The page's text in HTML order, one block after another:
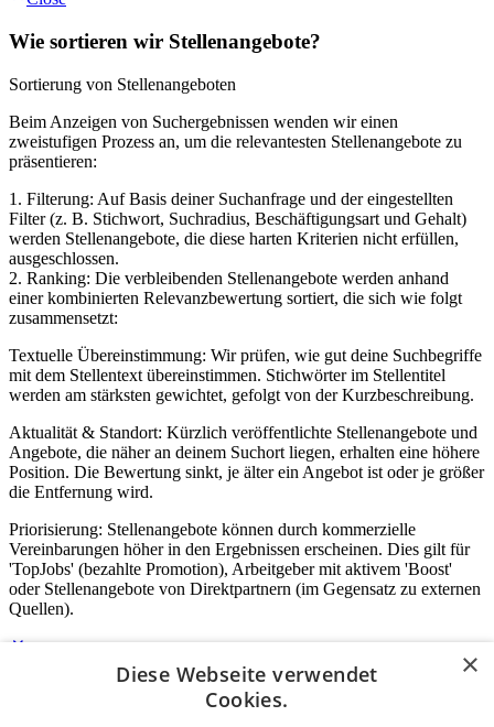
Wie sortieren wir Stellenangebote?
Sortierung von Stellenangeboten
Beim Anzeigen von Suchergebnissen wenden wir einen
zweistufigen Prozess an, um die relevantesten Stellenangebote zu
präsentieren:
1. Filterung: Auf Basis deiner Suchanfrage und der eingestellten
Filter (z. B. Stichwort, Suchradius, Beschäftigungsart und Gehalt)
werden Stellenangebote, die diese harten Kriterien nicht erfüllen,
ausgeschlossen.
2. Ranking: Die verbleibenden Stellenangebote werden anhand
einer kombinierten Relevanzbewertung sortiert, die sich wie folgt
zusammensetzt:
Textuelle Übereinstimmung: Wir prüfen, wie gut deine Suchbegriffe
mit dem Stellentext übereinstimmen. Stichwörter im Stellentitel
werden am stärksten gewichtet, gefolgt von der Kurzbeschreibung.
Aktualität & Standort: Kürzlich veröffentlichte Stellenangebote und
Angebote, die näher an deinem Suchort liegen, erhalten eine höhere
Position. Die Bewertung sinkt, je älter ein Angebot ist oder je größer
die Entfernung wird.
Priorisierung: Stellenangebote können durch kommerzielle
Vereinbarungen höher in den Ergebnissen erscheinen. Dies gilt für
'TopJobs' (bezahlte Promotion), Arbeitgeber mit aktivem 'Boost'
oder Stellenangebote von Direktpartnern (im Gegensatz zu externen
Quellen).
Login für Unternehmen
×
Diese Webseite verwendet
Cookies.